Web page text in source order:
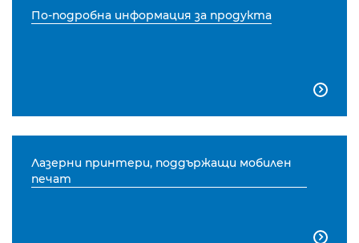
По-подробна информация за продукта

Лазерни принтери, поддържащи мобилен
печат
